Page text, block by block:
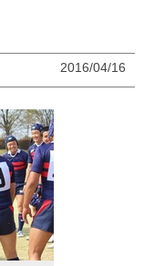
2016/04/16